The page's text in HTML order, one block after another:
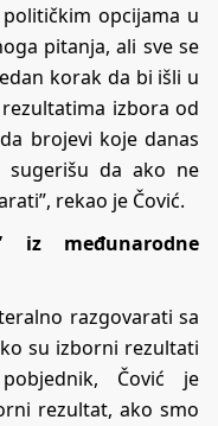
opcijama u
pitanja, ali sve se
korak da bi išli u
izbora od
brojevi koje danas
sugerišu da ako ne
rekao je Čović.
iz međunarodne
razgovarati sa
su izborni rezultati
Čović je
rezultat, ako smo